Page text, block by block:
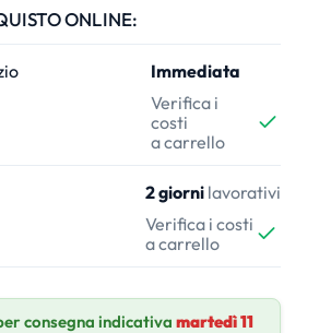
ONLINE:
Immediata
Verifica i
costi
a carrello
2 giorni lavorativi
Verifica i costi
a carrello
consegna indicativa martedì 11